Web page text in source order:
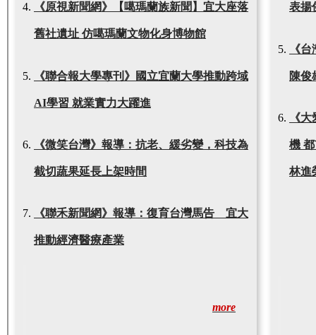
《原視新聞網》【噶瑪蘭族新聞】宜大座落
舊社遺址 仿噶瑪蘭文物化身博物館
《聯合報大學專刊》國立宜蘭大學推動跨域
AI學習 就業實力大躍進
《微笑台灣》報導：抗老、緩劣變，科技為
截切蔬果延長上架時間
《聯禾新聞網》報導：復育台灣馬告 宜大
推動經濟醫療產業
more
表揚
《
陳俊
《
機
林進